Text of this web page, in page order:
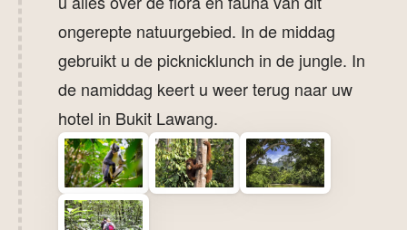
ongerepte natuurgebied. In de middag
gebruikt u de picknicklunch in de jungle. In
de namiddag keert u weer terug naar uw
hotel in Bukit Lawang.